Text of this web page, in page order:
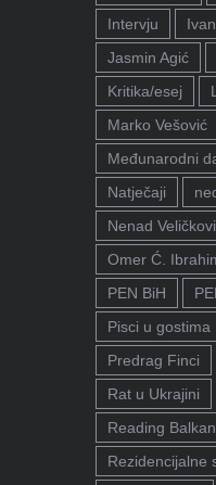
Intervju
Jasmin Agić
Kritika/esej
Marko Vešović
Međunarodni
Natječaji
Nenad
Omer Ć.
PEN BiH
Pisci u gostima
Predrag Finci
Rat u Ukrajini
Reading
Rezidencijalne